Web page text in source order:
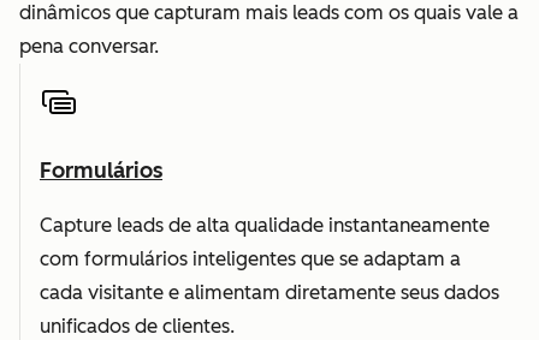
dinâmicos que capturam mais leads com os quais vale a
pena conversar.
Formulários
Capture leads de alta qualidade instantaneamente
com formulários inteligentes que se adaptam a
cada visitante e alimentam diretamente seus dados
unificados de clientes.